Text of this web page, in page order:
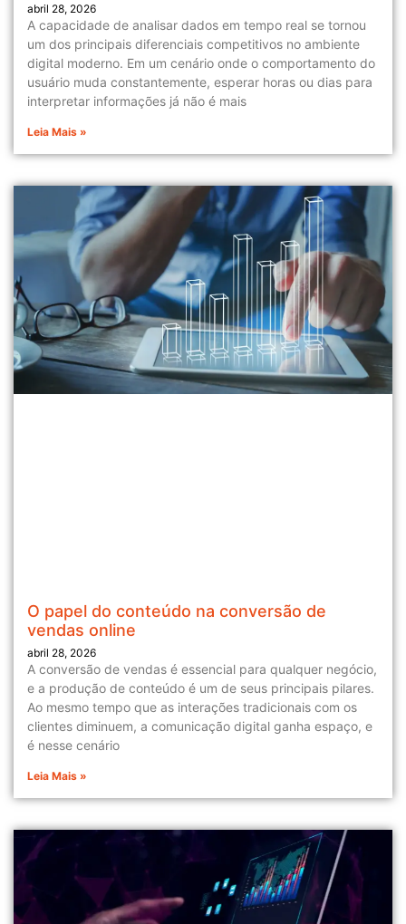
abril 28, 2026
A capacidade de analisar dados em tempo real se tornou
um dos principais diferenciais competitivos no ambiente
digital moderno. Em um cenário onde o comportamento do
usuário muda constantemente, esperar horas ou dias para
interpretar informações já não é mais
Leia Mais »
O papel do conteúdo na conversão de
vendas online
abril 28, 2026
A conversão de vendas é essencial para qualquer negócio,
e a produção de conteúdo é um de seus principais pilares.
Ao mesmo tempo que as interações tradicionais com os
clientes diminuem, a comunicação digital ganha espaço, e
é nesse cenário
Leia Mais »